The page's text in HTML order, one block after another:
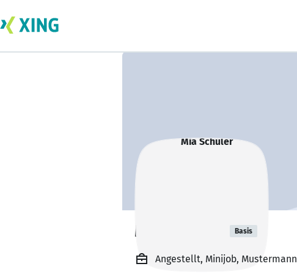
Mia Schüler Basis
Angestellt, Minijob, Mustermann